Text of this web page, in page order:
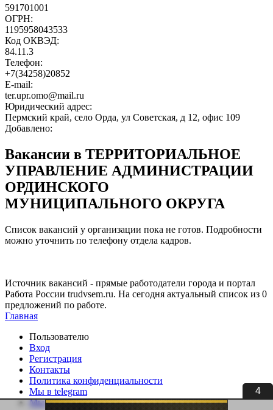
591701001
ОГРН:
1195958043533
Код ОКВЭД:
84.11.3
Телефон:
+7(34258)20852
E-mail:
ter.upr.omo@mail.ru
Юридический адрес:
Пермский край, село Орда, ул Советская, д 12, офис 109
Добавлено:
Вакансии в ТЕРРИТОРИАЛЬНОЕ
УПРАВЛЕНИЕ АДМИНИСТРАЦИИ
ОРДИНСКОГО
МУНИЦИПАЛЬНОГО ОКРУГА
Список вакансий у организации пока не готов. Подробности
можно уточнить по телефону отдела кадров.
Источник вакансий - прямые работодатели города и портал
Работа России trudvsem.ru. На сегодня актуальный список из 0
предложений по работе.
4
Главная
Пользователю
Вход
Регистрация
Контакты
Политика конфиденциальности
Мы в telegram
Мы в ВК